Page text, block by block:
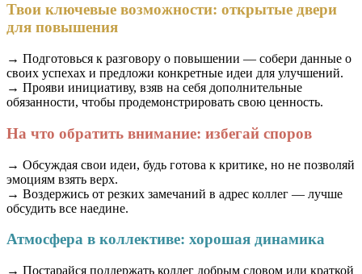
Твои ключевые возможности: открытые двери
для повышения
→ Подготовься к разговору о повышении — собери данные о
своих успехах и предложи конкретные идеи для улучшений.
→ Прояви инициативу, взяв на себя дополнительные
обязанности, чтобы продемонстрировать свою ценность.
На что обратить внимание: избегай споров
→ Обсуждая свои идеи, будь готова к критике, но не позволяй
эмоциям взять верх.
→ Воздержись от резких замечаний в адрес коллег — лучше
обсудить все наедине.
Атмосфера в коллективе: хорошая динамика
→ Постарайся поддержать коллег добрым словом или краткой